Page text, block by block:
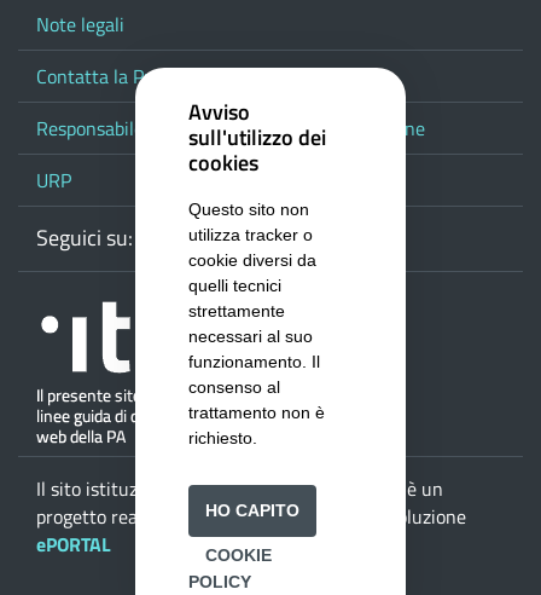
Note legali
Contatta la Provincia
Responsabile del procedimento di pubblicazione
URP
Seguici su: WebmailFacebook
Youtube
Il sito istituzionale dellaProvincia di Salerno
è un
progetto realizzato daISWEB S.p.A.
con la soluzione
ePORTAL
Avviso
sull'utilizzo dei
cookies
Questo sito non
utilizza tracker o
cookie diversi da
quelli tecnici
strettamente
necessari al suo
funzionamento. Il
consenso al
trattamento non è
richiesto.
HO CAPITO
COOKIE
POLICY